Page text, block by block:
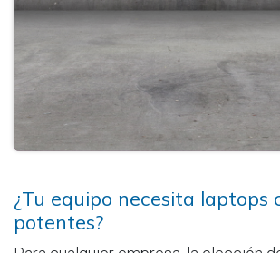
¿Tu equipo necesita laptops
potentes?